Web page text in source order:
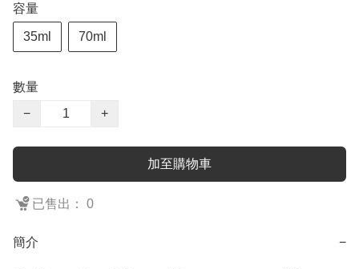
容量
35ml 70ml
數量
−
+
加至購物車
已售出： 0
簡介 −